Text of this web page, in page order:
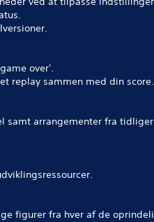
over'.
replay sammen med din score.
samt arrangementer fra
figurer fra hver af de